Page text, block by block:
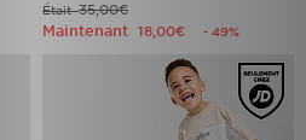
Était35,00€
Maintenant 18,00€ - 49%